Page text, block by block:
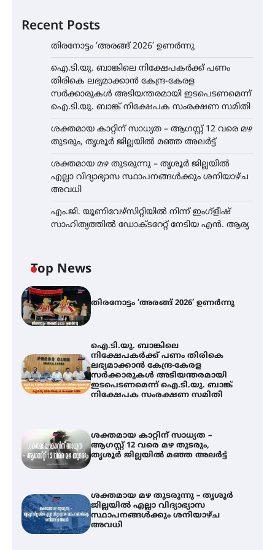
Recent Posts
തിരനോട്ടം ‘അരങ്ങ് 2026’ ഉണർന്നു
ഐ.ടി.യു. ബാങ്കിലെ നിക്ഷേപകർക്ക് പണം
തിരികെ ലഭ്യമാക്കാൻ കേന്ദ്ര-കേരള
സർക്കാരുകൾ അടിയന്തരമായി ഇടപെടണമെന്ന്
ഐ.ടി.യു. ബാങ്ക് നിക്ഷേപക സംരക്ഷണ സമിതി
ശക്തമായ കാറ്റിന് സാധ്യത – ആഗസ്റ്റ് 12 വരെ മഴ
തുടരും, തൃശൂർ ജില്ലയിൽ മഞ്ഞ അലർട്ട്
ശക്തമായ മഴ തുടരുന്നു – തൃശൂർ ജില്ലയിൽ
എല്ലാ വിദ്യാഭ്യാസ സ്ഥാപനങ്ങൾക്കും ശനിയാഴ്ച
അവധി
എം.ജി. യൂണിവേഴ്‌സിറ്റിയിൽ നിന്ന് ഇംഗ്ളീഷ്
സാഹിത്യത്തിൽ ഡോക്ടറേറ്റ് നേടിയ എൻ. ആര്യ
Top News
തിരനോട്ടം ‘അരങ്ങ് 2026’ ഉണർന്നു
ഐ.ടി.യു. ബാങ്കിലെ
നിക്ഷേപകർക്ക് പണം തിരികെ
ലഭ്യമാക്കാൻ കേന്ദ്ര-കേരള
സർക്കാരുകൾ അടിയന്തരമായി
ഇടപെടണമെന്ന് ഐ.ടി.യു. ബാങ്ക്
നിക്ഷേപക സംരക്ഷണ സമിതി
ശക്തമായ കാറ്റിന് സാധ്യത –
ആഗസ്റ്റ് 12 വരെ മഴ തുടരും,
തൃശൂർ ജില്ലയിൽ മഞ്ഞ അലർട്ട്
ശക്തമായ മഴ തുടരുന്നു – തൃശൂർ
ജില്ലയിൽ എല്ലാ വിദ്യാഭ്യാസ
സ്ഥാപനങ്ങൾക്കും ശനിയാഴ്ച
അവധി
ഐ.ടി.യു. ബാങ്കിലെ
നിക്ഷേപകർക്ക് പണം തിരികെ
ലഭ്യമാക്കാൻ കേന്ദ്ര-കേരള